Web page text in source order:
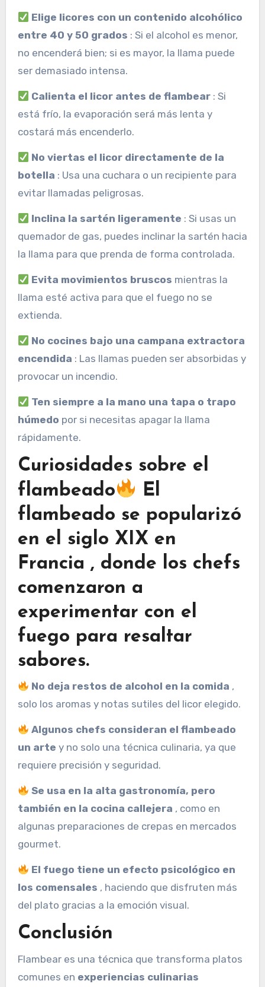
Elige licores con un contenido alcohólico
entre 40 y 50 grados : Si el alcohol es menor,
no encenderá bien; si es mayor, la llama puede
ser demasiado intensa.
Calienta el licor antes de flambear : Si
está frío, la evaporación será más lenta y
costará más encenderlo.
No viertas el licor directamente de la
botella : Usa una cuchara o un recipiente para
evitar llamadas peligrosas.
Inclina la sartén ligeramente : Si usas un
quemador de gas, puedes inclinar la sartén hacia
la llama para que prenda de forma controlada.
Evita movimientos bruscos mientras la
llama esté activa para que el fuego no se
extienda.
No cocines bajo una campana extractora
encendida : Las llamas pueden ser absorbidas y
provocar un incendio.
Ten siempre a la mano una tapa o trapo
húmedo por si necesitas apagar la llama
rápidamente.
Curiosidades sobre el
flambeado
El
flambeado se popularizó
en el siglo XIX en
Francia , donde los chefs
comenzaron a
experimentar con el
fuego para resaltar
sabores.
No deja restos de alcohol en la comida ,
solo los aromas y notas sutiles del licor elegido.
Algunos chefs consideran el flambeado
un arte y no solo una técnica culinaria, ya que
requiere precisión y seguridad.
Se usa en la alta gastronomía, pero
también en la cocina callejera , como en
algunas preparaciones de crepas en mercados
gourmet.
El fuego tiene un efecto psicológico en
los comensales , haciendo que disfruten más
del plato gracias a la emoción visual.
Conclusión
Flambear es una técnica que transforma platos
comunes en experiencias culinarias